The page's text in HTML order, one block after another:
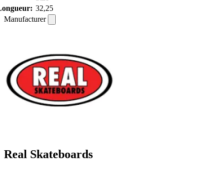
32,25
Manufacturer
Real Skateboards